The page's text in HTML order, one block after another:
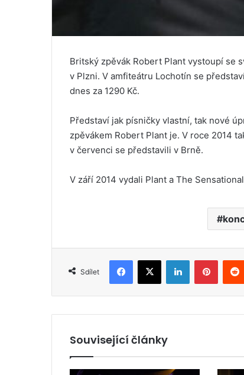
Britský zpěvák Robert Plant vystoupí se
v Plzni. V amfiteátru Lochotín se
dnes za 1290 Kč.
Představí jak písničky vlastní, tak nové
zpěvákem Robert Plant je. V roce 2014
v červenci se představili v Brně.
V září 2014 vydali Plant a The
Sdílet
Související články